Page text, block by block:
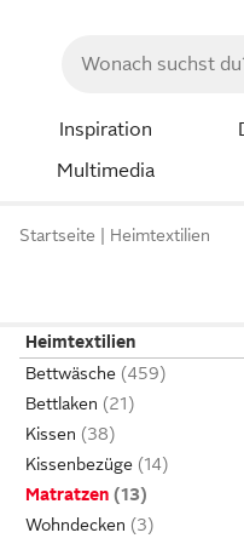
Inspiration
Multimedia
Startseite Heimtextilien
Heimtextilien
Bettwäsche
Bettlaken
Kissen
Kissenbezüge
Matratzen
Wohndecken